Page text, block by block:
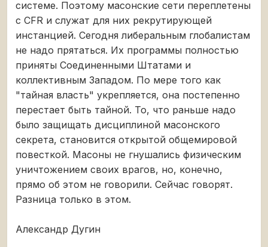
системе. Поэтому масонские сети переплетены
с CFR и служат для них рекрутирующей
инстанцией. Сегодня либеральным глобалистам
не надо прятаться. Их программы полностью
приняты Соединенными Штатами и
коллективным Западом. По мере того как
"тайная власть" укрепляется, она постепенно
перестает быть тайной. То, что раньше надо
было защищать дисциплиной масонского
секрета, становится открытой общемировой
повесткой. Масоны не гнушались физическим
уничтожением своих врагов, но, конечно,
прямо об этом не говорили. Сейчас говорят.
Разница только в этом.
Александр Дугин